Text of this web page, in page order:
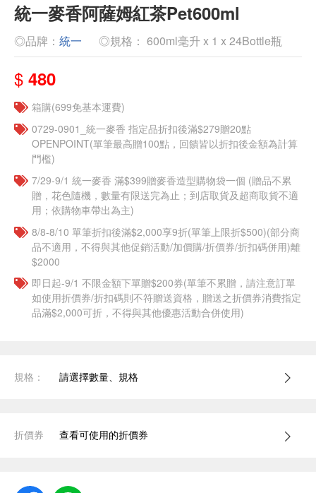
統一麥香阿薩姆紅茶Pet600ml
◎品牌： 統一 ◎規格： 600ml毫升 x 1 x 24Bottle瓶
$ 480
箱購(699免基本運費)
0729-0901_統一麥香​ 指定品折扣後滿$279贈20點
OPENPOINT(單筆最高贈100點，回饋皆以折扣後金額為計算
門檻)
7/29-9/1 統一麥香​ 滿$399贈麥香造型購物袋一個​ (贈品不累
贈，花色隨機，數量有限送完為止；到店取貨及超商取貨不適
用；依購物車帶出為主)
8/8-8/10 單筆折扣後滿$2,000享9折(單筆上限折$500)(部分商
品不適用，不得與其他促銷活動/加價購/折價券/折扣碼併用)離
$2000
即日起-9/1 不限金額下單贈$200券(單筆不累贈，請注意訂單
如使用折價券/折扣碼則不符贈送資格，贈送之折價券消費指定
品滿$2,000可折，不得與其他優惠活動合併使用)
規格： 請選擇數量、規格
折價券 查看可使用的折價券